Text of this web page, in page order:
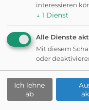
Möchten Sie
vonMapbox
bereitgestellte
externe Inhalte
laden?
Ja
Um diesem
interessieren
↓ 1 Dienst
Alle Dienste
Mit diesem
oder
Ich lehne
ab